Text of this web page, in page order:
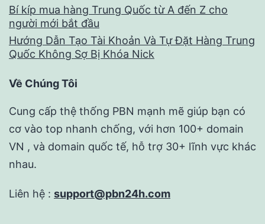
Bí kíp mua hàng Trung Quốc từ A đến Z cho
người mới bắt đầu
Hướng Dẫn Tạo Tài Khoản Và Tự Đặt Hàng Trung
Quốc Không Sợ Bị Khóa Nick
Về Chúng Tôi
Cung cấp thệ thống PBN mạnh mẽ giúp bạn có
cơ vào top nhanh chống, với hơn 100+ domain
VN , và domain quốc tế, hỗ trợ 30+ lĩnh vực khác
nhau.
Liên hệ : support@pbn24h.com